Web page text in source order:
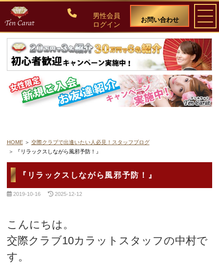
男性会員
ログイン
お問い合わせ
ご入会について
料金・入会案内
会員比率『１：１０』にこだわる理由
50代・60代のための後悔しない選び方
女性会員の紹介
デートまでの流れ
HOME
交際クラブで出逢いたい人必見！スタッフブログ
『リラックスしながら風邪予防！』
『リラックスしながら風邪予防！』
2019-10-16 2025-12-12
こんにちは。
交際クラブ10カラットスタッフの中村で
す。